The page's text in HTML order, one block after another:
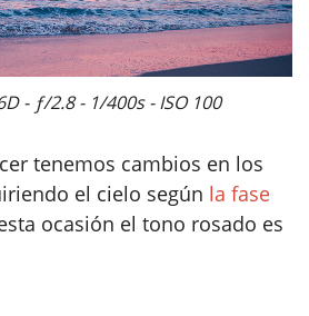
- ƒ/2.8 - 1/400s - ISO 100
tenemos cambios en los
el cielo según la fase
ocasión el tono rosado es